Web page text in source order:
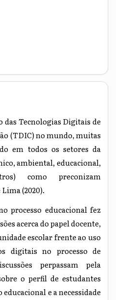
das Tecnologias Digitais de
(TDIC) no mundo, muitas
em todos os setores da
ambiental, educacional,
como preconizam
(2020).
processo educacional fez
acerca do papel docente,
escolar frente ao uso
digitais no processo de
perpassam pela
o perfil de estudantes
e a necessidade